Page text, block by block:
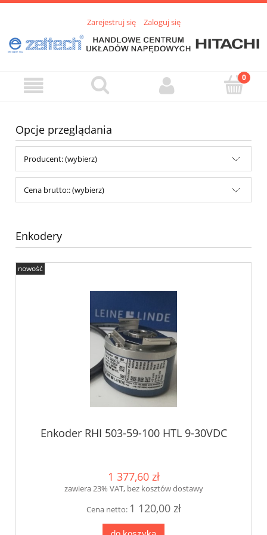
Zarejestruj się Zaloguj się
Opcje przeglądania
Producent: (wybierz)
Cena brutto:: (wybierz)
Enkodery
Enkoder RHI 503-59-100 HTL 9-30VDC
1 377,60 zł
zawiera 23% VAT, bez kosztów dostawy
Cena netto: 1 120,00 zł
nowość